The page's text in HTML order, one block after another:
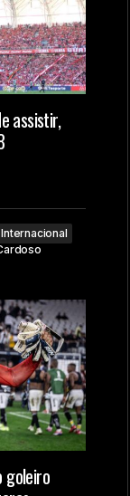
assistir,
Internacional
goleiro